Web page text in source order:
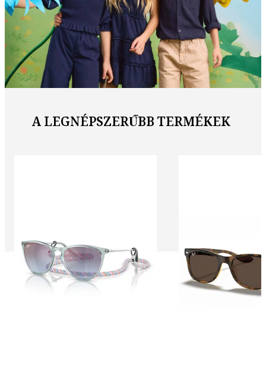
A LEGNÉPSZERŰBB TERMÉKEK